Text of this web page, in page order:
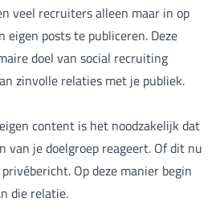
veel recruiters alleen maar in op
eigen posts te publiceren. Deze
doel van social recruiting
zinvolle relaties met je publiek.
content is het noodzakelijk dat
van je doelgroep reageert. Of dit nu
Op deze manier begin
die relatie.